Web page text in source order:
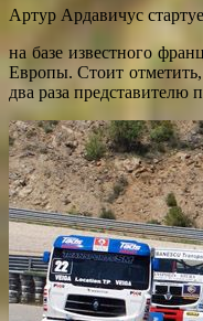
Артур Ардавичус
на базе известного
Европы. Стоит отметить,
два раза представителю